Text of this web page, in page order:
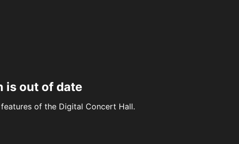
is out of date
of the Digital Concert Hall.